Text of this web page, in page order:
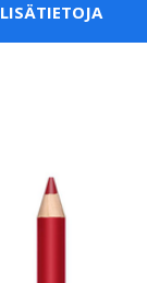
LISÄTIETOJA